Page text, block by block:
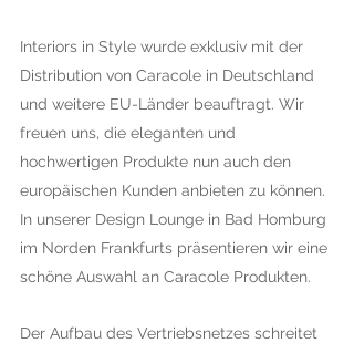
Interiors in Style wurde exklusiv mit der
Distribution von Caracole in Deutschland
und weitere EU-Länder beauftragt. Wir
freuen uns, die eleganten und
hochwertigen Produkte nun auch den
europäischen Kunden anbieten zu können.
In unserer Design Lounge in Bad Homburg
im Norden Frankfurts präsentieren wir eine
schöne Auswahl an Caracole Produkten.
Der Aufbau des Vertriebsnetzes schreitet